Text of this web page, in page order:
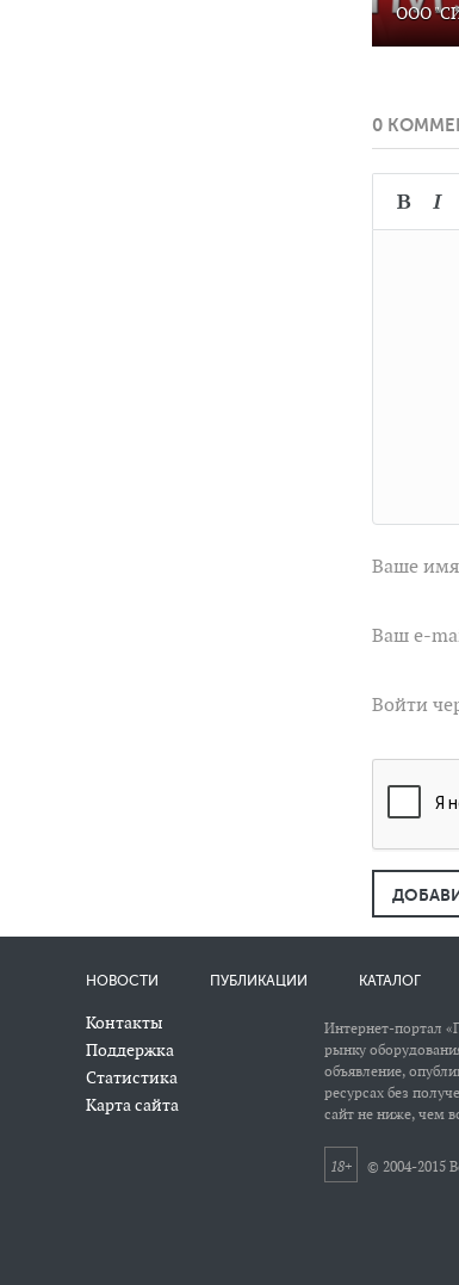
ООО
0
Ваше
Ваш e-
Войти
НОВОСТИ ПУБЛИКАЦИИ КАТАЛОГ
Контакты
Поддержка
Статистика
Карта сайта
Интернет-портал
рынку
объявление,
ресурсах без
сайт не ниже, чем
18+ © 2004-2015